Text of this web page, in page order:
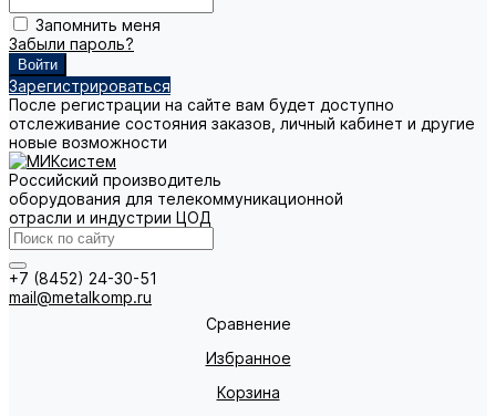
Запомнить меня
Забыли пароль?
Зарегистрироваться
После регистрации на сайте вам будет доступно
отслеживание состояния заказов, личный кабинет и другие
новые возможности
Российский производитель
оборудования для телекоммуникационной
отрасли и индустрии ЦОД
+7 (8452) 24-30-51
mail@metalkomp.ru
Сравнение
Избранное
Корзина